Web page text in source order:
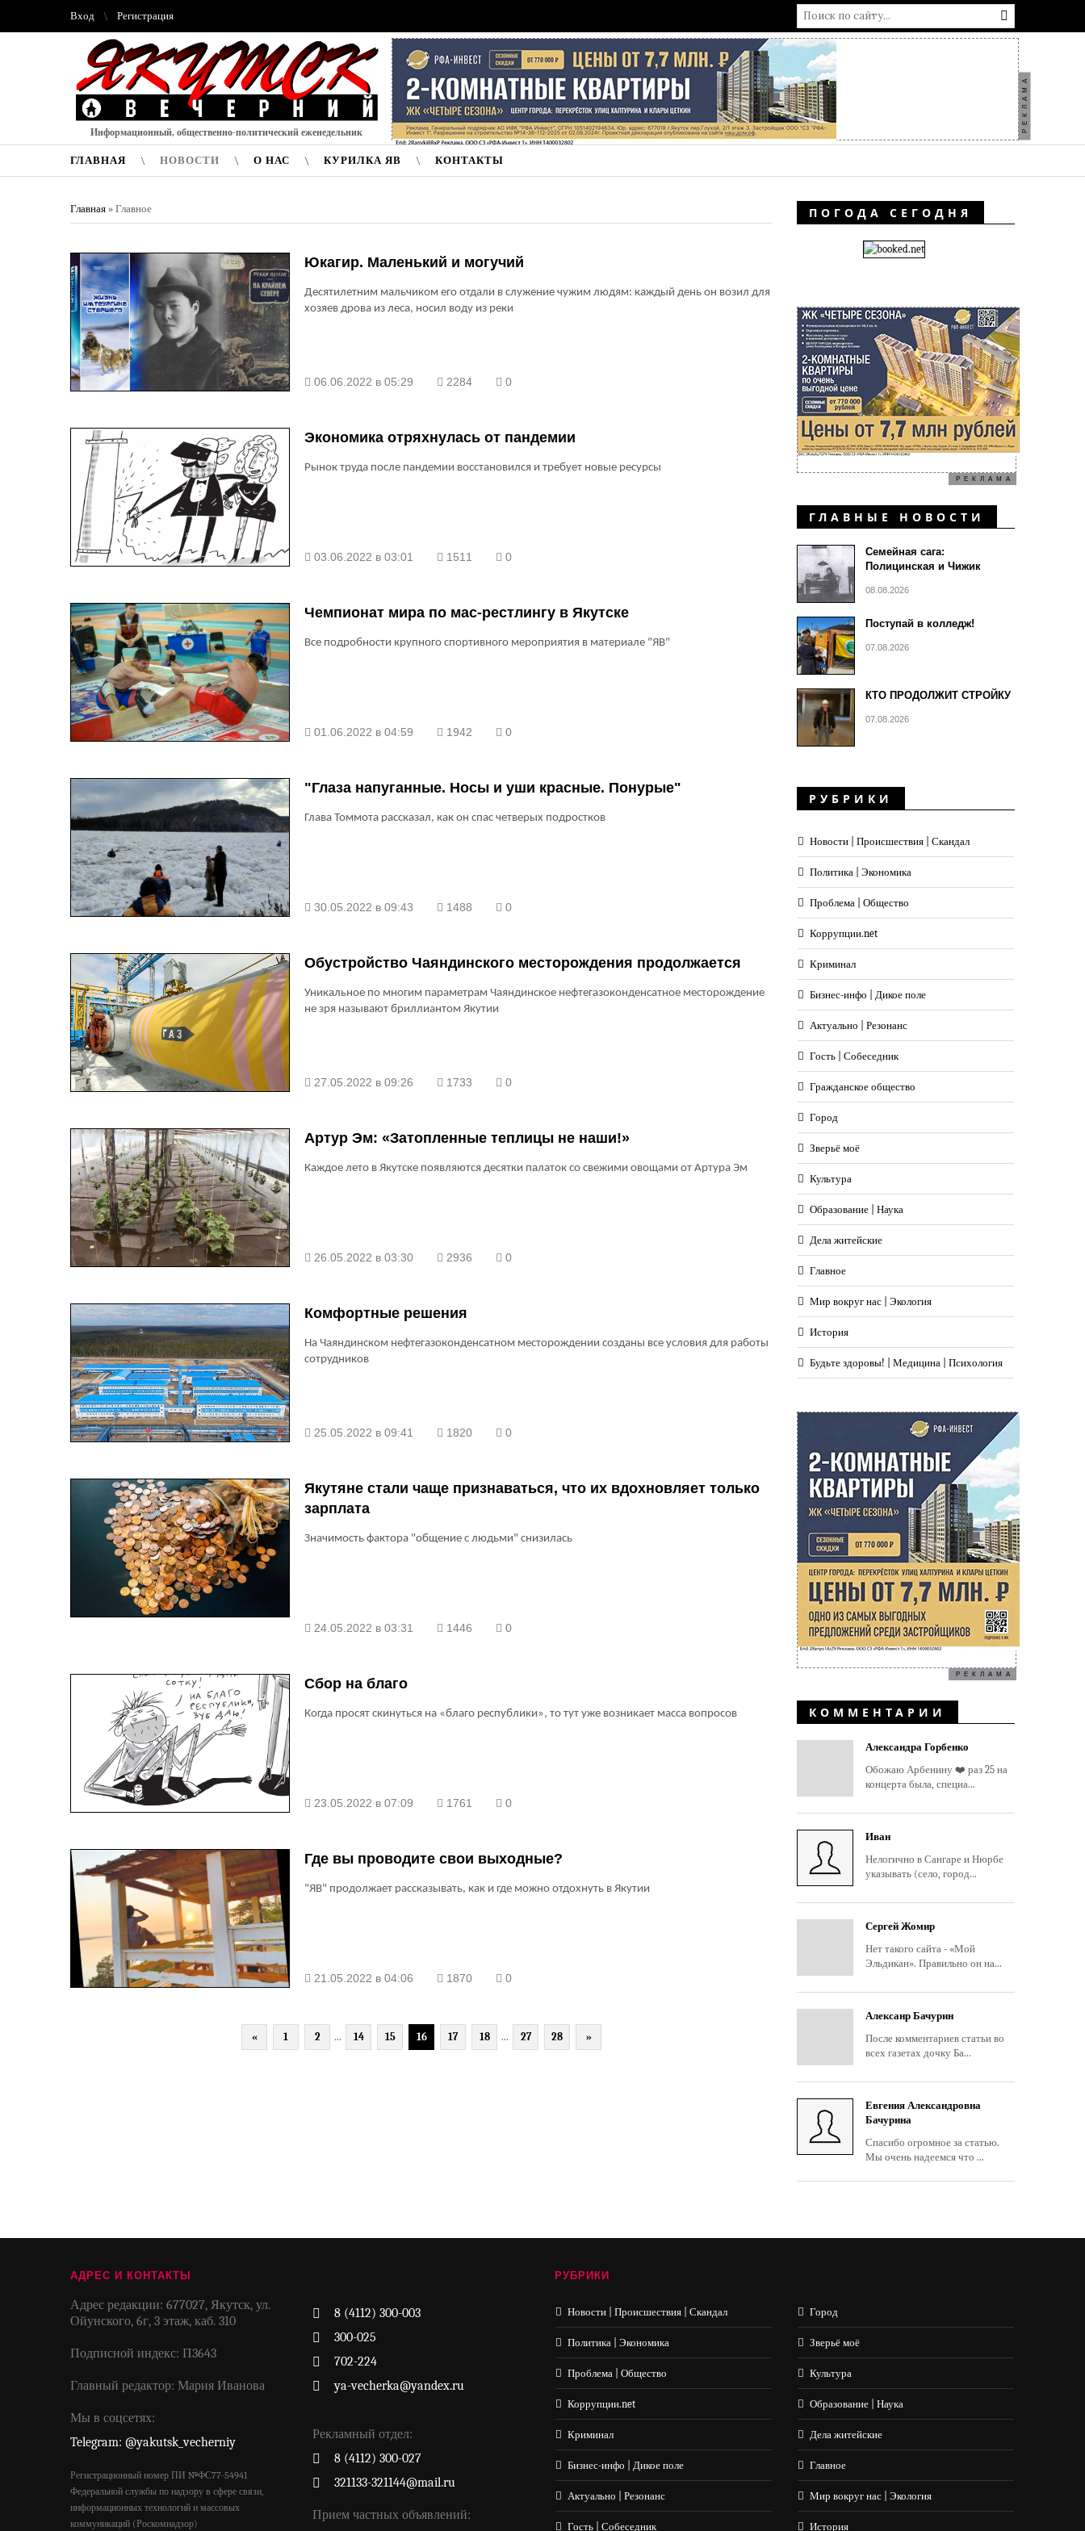
Вход Регистрация
Информационный, общественно-политический еженедельник РЕКЛАМА
ГЛАВНАЯ НОВОСТИ О НАС КУРИЛКА ЯВ КОНТАКТЫ
Главная » Главное
Юкагир. Маленький и могучий
Десятилетним мальчиком его отдали в служение чужим людям: каждый день он возил для
хозяев дрова из леса, носил воду из реки
06.06.2022 в 05:29 2284 0
Экономика отряхнулась от пандемии
Рынок труда после пандемии восстановился и требует новые ресурсы
03.06.2022 в 03:01 1511 0
Чемпионат мира по мас-рестлингу в Якутске
Все подробности крупного спортивного мероприятия в материале "ЯВ"
01.06.2022 в 04:59 1942 0
"Глаза напуганные. Носы и уши красные. Понурые"
Глава Томмота рассказал, как он спас четверых подростков
30.05.2022 в 09:43 1488 0
Обустройство Чаяндинского месторождения продолжается
Уникальное по многим параметрам Чаяндинское нефтегазоконденсатное месторождение
не зря называют бриллиантом Якутии
27.05.2022 в 09:26 1733 0
Артур Эм: «Затопленные теплицы не наши!»
Каждое лето в Якутске появляются десятки палаток со свежими овощами от Артура Эм
26.05.2022 в 03:30 2936 0
Комфортные решения
На Чаяндинском нефтегазоконденсатном месторождении созданы все условия для работы
сотрудников
25.05.2022 в 09:41 1820 0
Якутяне стали чаще признаваться, что их вдохновляет только
зарплата
Значимость фактора "общение с людьми" снизилась
24.05.2022 в 03:31 1446 0
Сбор на благо
Когда просят скинуться на «благо республики», то тут уже возникает масса вопросов
23.05.2022 в 07:09 1761 0
Где вы проводите свои выходные?
"ЯВ" продолжает рассказывать, как и где можно отдохнуть в Якутии
21.05.2022 в 04:06 1870 0
« 1 2 ... 14 15 16 17 18 ... 27 28 »
ПОГОДА СЕГОДНЯ
РЕКЛАМА
ГЛАВНЫЕ НОВОСТИ
Семейная сага:
Полицинская и Чижик
08.08.2026
Поступай в колледж!
07.08.2026
КТО ПРОДОЛЖИТ СТРОЙКУ
07.08.2026
РУБРИКИ
Новости | Происшествия | Скандал
Политика | Экономика
Проблема | Общество
Коррупции.net
Криминал
Бизнес-инфо | Дикое поле
Актуально | Резонанс
Гость | Собеседник
Гражданское общество
Город
Зверьё моё
Культура
Образование | Наука
Дела житейские
Главное
Мир вокруг нас | Экология
История
Будьте здоровы! | Медицина | Психология
РЕКЛАМА
КОММЕНТАРИИ
Александра Горбенко
Обожаю Арбенину ❤️ раз 25 на
концерта была, специа...
Иван
Нелогично в Сангаре и Нюрбе
указывать (село, город...
Сергей Жомир
Нет такого сайта - «Мой
Эльдикан». Правильно он на...
Алексанр Бачурин
После комментариев статьи во
всех газетах дочку Ба...
Евгения Александровна
Бачурина
Спасибо огромное за статью.
Мы очень надеемся что ...
АДРЕС И КОНТАКТЫ
Адрес редакции: 677027, Якутск, ул.
Ойунского, 6г, 3 этаж, каб. 310
Подписной индекс: П3643
Главный редактор: Мария Иванова
Мы в соцсетях:
Telegram: @yakutsk_vecherniy
Регистрационный номер ПИ №ФС77-54941
Федеральной службы по надзору в сфере связи,
информационных технологий и массовых
коммуникаций (Роскомнадзор)
8 (4112) 300-003
300-025
702-224
ya-vecherka@yandex.ru
Рекламный отдел:
8 (4112) 300-027
321133-321144@mail.ru
Прием частных объявлений:
РУБРИКИ
Новости | Происшествия | Скандал
Политика | Экономика
Проблема | Общество
Коррупции.net
Криминал
Бизнес-инфо | Дикое поле
Актуально | Резонанс
Гость | Собеседник
Город
Зверьё моё
Культура
Образование | Наука
Дела житейские
Главное
Мир вокруг нас | Экология
История